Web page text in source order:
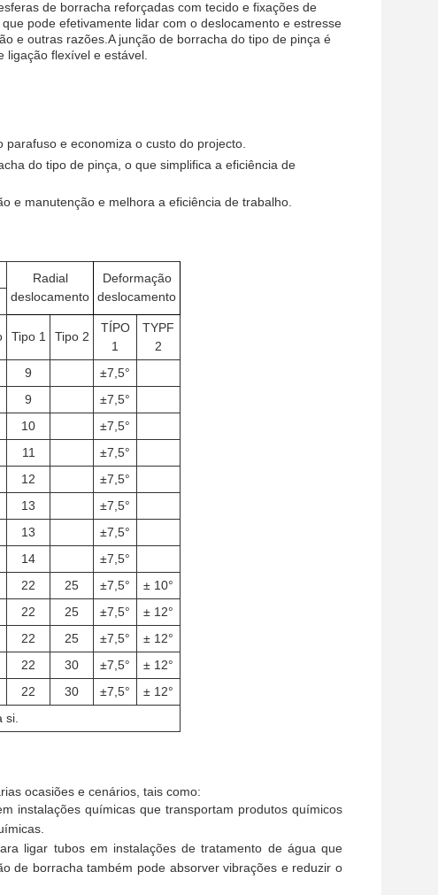
de borracha reforçadas com tecido e fixações de
pode efetivamente lidar com o deslocamento e estresse
e outras razões.A junção de borracha do tipo de pinça é
flexível e estável.
e economiza o custo do projecto.
do tipo de pinça, o que simplifica a eficiência de
e manutenção e melhora a eficiência de trabalho.
Radial
deslocamento
Deformação
deslocamento
Tipo 1 Tipo 2
TÍPO
1
TYPF
2
9
±7,5°
9
±7,5°
10
±7,5°
11
±7,5°
12
±7,5°
13
±7,5°
13
±7,5°
14
±7,5°
22 25 ±7,5°
± 10°
22 25 ±7,5°
± 12°
22 25 ±7,5°
± 12°
22 30 ±7,5°
± 12°
22 30 ±7,5°
± 12°
si.
ocasiões e cenários, tais como:
instalações químicas que transportam produtos químicos
ligar tubos em instalações de tratamento de água que
de borracha também pode absorver vibrações e reduzir o